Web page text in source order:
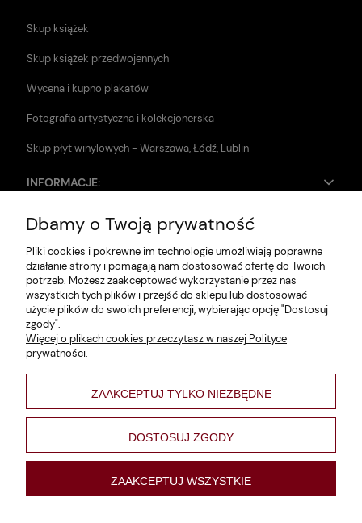
Skup książek
Skup książek przedwojennych
Wycena i kupno plakatów
Fotografia artystyczna i kolekcjonerska
Skup płyt winylowych - Warszawa, Łódź, Lublin
INFORMACJE:
Zwroty i reklamacje
Dane firmy
Jak szukać?
Polityka prywatności
Regulamin
Poltyka cookies
varsaviana
Nowości
Dbamy o Twoją prywatność
Pliki cookies i pokrewne im technologie umożliwiają poprawne
działanie strony i pomagają nam dostosować ofertę do Twoich
potrzeb. Możesz zaakceptować wykorzystanie przez nas
wszystkich tych plików i przejść do sklepu lub dostosować
użycie plików do swoich preferencji, wybierając opcję "Dostosuj
zgody".
Więcej o plikach cookies przeczytasz w naszej Polityce
prywatności.
ZAAKCEPTUJ TYLKO NIEZBĘDNE
DOSTOSUJ ZGODY
ZAAKCEPTUJ WSZYSTKIE